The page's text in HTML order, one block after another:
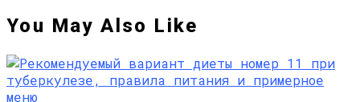
You May Also Like